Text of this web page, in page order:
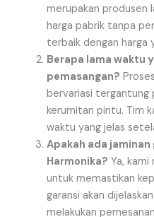
merupakan produsen
harga pabrik tanpa
terbaik dengan harga
Berapa lama waktu
pemasangan?
bervariasi tergantung
kerumitan pintu. Tim
waktu yang jelas
Apakah ada
Harmonika? Ya,
untuk memastikan
garansi akan
melakukan